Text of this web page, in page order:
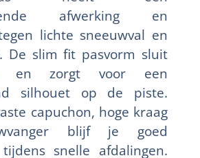
afwerking en
lichte sneeuwval en
De slim fit pasvorm sluit
en zorgt voor een
silhouet op de piste.
capuchon, hoge kraag
blijf je goed
snelle afdalingen.